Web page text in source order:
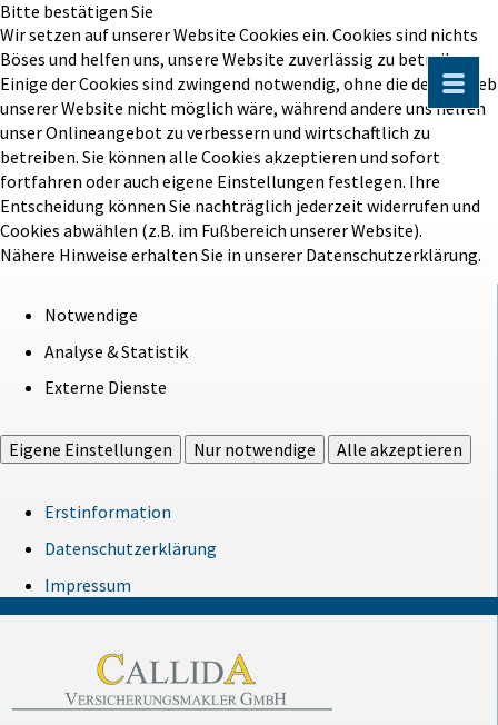
Bitte bestätigen Sie
Wir setzen auf unserer Website Cookies ein. Cookies sind nichts
Böses und helfen uns, unsere Website zuverlässig zu betreiben.
Einige der Cookies sind zwingend notwendig, ohne die der Betrieb
unserer Website nicht möglich wäre, während andere uns helfen
unser Onlineangebot zu verbessern und wirtschaftlich zu
betreiben. Sie können alle Cookies akzeptieren und sofort
fortfahren oder auch eigene Einstellungen festlegen. Ihre
Entscheidung können Sie nachträglich jederzeit widerrufen und
Cookies abwählen (z.B. im Fußbereich unserer Website).
Nähere Hinweise erhalten Sie in unserer Datenschutzerklärung.
Notwendige
Analyse & Statistik
Externe Dienste
Eigene Einstellungen Nur notwendige Alle akzeptieren
Erstinformation
Datenschutzerklärung
Impressum